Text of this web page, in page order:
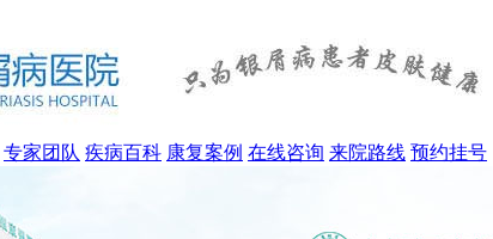
专家团队 疾病百科 康复案例 在线咨询 来院路线 预约挂号